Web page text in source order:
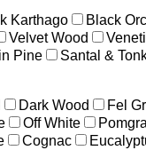
Karthago Black
Velvet Wood
Pine Santal &
Dark Wood Fel
Off White
Cognac